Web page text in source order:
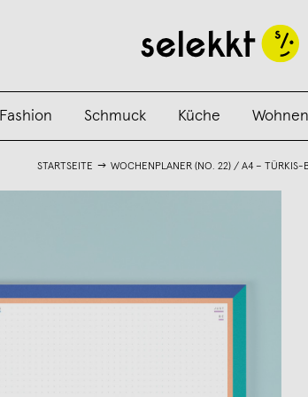
Fashion Schmuck Küche Wohnen
STARTSEITE WOCHENPLANER (NO. 22) / A4 – TÜRKIS-